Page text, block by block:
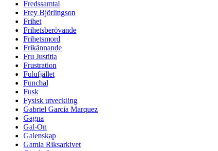
Fredssamtal
Frey Björlingson
Frihet
Frihetsberövande
Frihetsmord
Frikännande
Fru Justitia
Frustration
Fulufjället
Funchal
Fusk
Fysisk utveckling
Gabriel Garcia Marquez
Gagna
Gal-On
Galenskap
Gamla Riksarkivet